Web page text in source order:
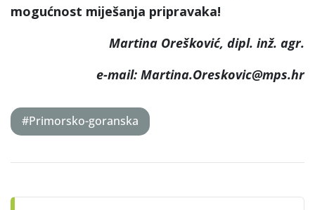
mogućnost miješanja pripravaka!
Martina Orešković, dipl. inž. agr.
e-mail: Martina.Oreskovic@mps.hr
#Primorsko-goranska
navigation